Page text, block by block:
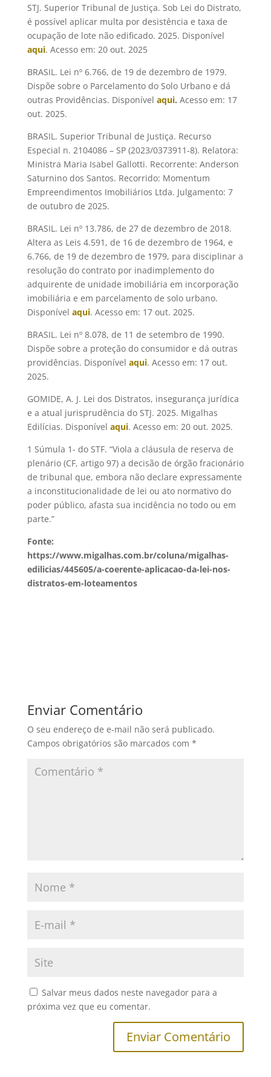
STJ. Superior Tribunal de Justiça. Sob Lei do Distrato,
é possível aplicar multa por desistência e taxa de
ocupação de lote não edificado. 2025. Disponível
aqui. Acesso em: 20 out. 2025
BRASIL. Lei nº 6.766, de 19 de dezembro de 1979.
Dispõe sobre o Parcelamento do Solo Urbano e dá
outras Providências. Disponível aqui. Acesso em: 17
out. 2025.
BRASIL. Superior Tribunal de Justiça. Recurso
Especial n. 2104086 – SP (2023/0373911-8). Relatora:
Ministra Maria Isabel Gallotti. Recorrente: Anderson
Saturnino dos Santos. Recorrido: Momentum
Empreendimentos Imobiliários Ltda. Julgamento: 7
de outubro de 2025.
BRASIL. Lei nº 13.786, de 27 de dezembro de 2018.
Altera as Leis 4.591, de 16 de dezembro de 1964, e
6.766, de 19 de dezembro de 1979, para disciplinar a
resolução do contrato por inadimplemento do
adquirente de unidade imobiliária em incorporação
imobiliária e em parcelamento de solo urbano.
Disponível aqui. Acesso em: 17 out. 2025.
BRASIL. Lei nº 8.078, de 11 de setembro de 1990.
Dispõe sobre a proteção do consumidor e dá outras
providências. Disponível aqui. Acesso em: 17 out.
2025.
GOMIDE, A. J. Lei dos Distratos, insegurança jurídica
e a atual jurisprudência do STJ. 2025. Migalhas
Edilícias. Disponível aqui. Acesso em: 20 out. 2025.
1 Súmula 1- do STF. “Viola a cláusula de reserva de
plenário (CF, artigo 97) a decisão de órgão fracionário
de tribunal que, embora não declare expressamente
a inconstitucionalidade de lei ou ato normativo do
poder público, afasta sua incidência no todo ou em
parte.”
Fonte:
https://www.migalhas.com.br/coluna/migalhas-
edilicias/445605/a-coerente-aplicacao-da-lei-nos-
distratos-em-loteamentos
Enviar Comentário
O seu endereço de e-mail não será publicado.
Campos obrigatórios são marcados com *
Salvar meus dados neste navegador para a
próxima vez que eu comentar.